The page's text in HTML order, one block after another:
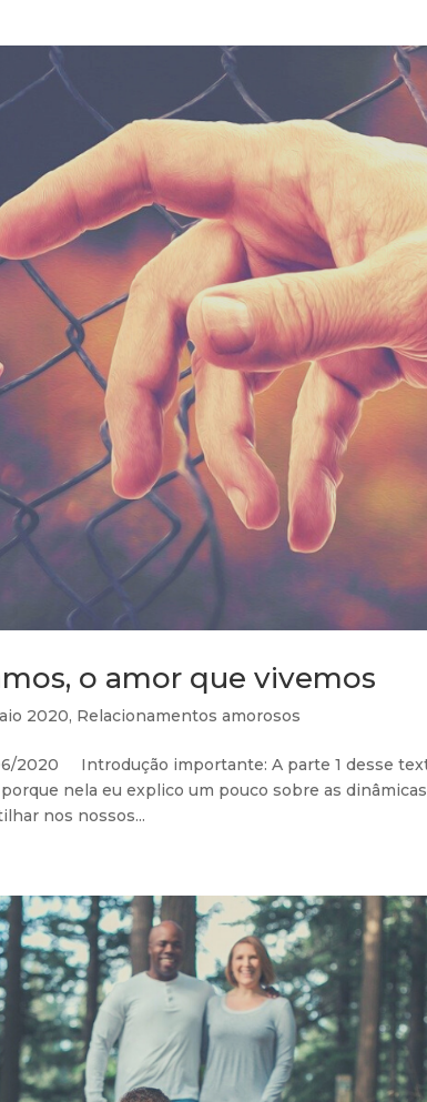
o amor que vivemos
2020, Relacionamentos amorosos
2020 Introdução importante: A parte 1 desse
nela eu explico um pouco sobre as
nos nossos...